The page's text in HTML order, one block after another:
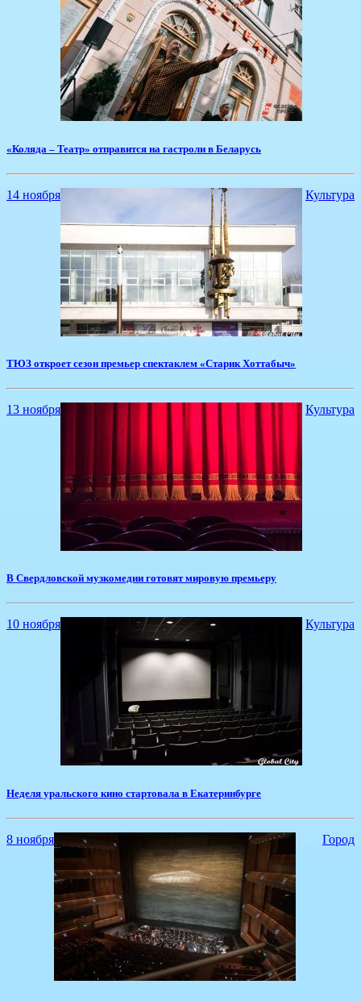
«Коляда – Театр» отправится на гастроли в Беларусь
14 ноября Культура
ТЮЗ откроет сезон премьер спектаклем «Старик Хоттабыч»
13 ноября Культура
В Свердловской музкомедии готовят мировую премьеру
10 ноября Культура
​Неделя уральского кино стартовала в Екатеринбурге
8 ноября Город